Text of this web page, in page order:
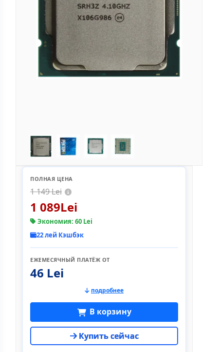
ПОЛНАЯ ЦЕНА
1 149 Lei
1 089Lei
Экономия: 60 Lei
22 лей Кэшбэк
ЕЖЕМЕСЯЧНЫЙ ПЛАТЁЖ ОТ
46 Lei
подробнее
В корзину
Купить сейчас